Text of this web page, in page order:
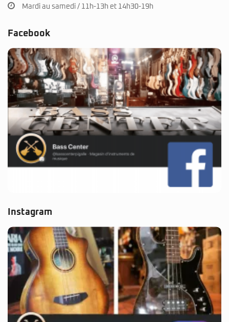
Mardi au samedi / 11h-13h et 14h30-19h
Facebook
Instagram